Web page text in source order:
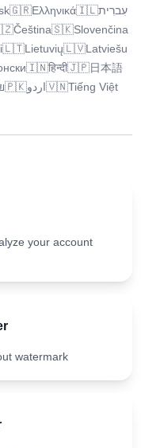
🇬🇷Ελληνικά🇮🇱עִברִית
Čeština🇸🇰Slovenčina
🇱🇹Lietuvių🇱🇻Latviešu
🇮🇳हिन्दी🇯🇵日本語
🇵🇰اردو🇻🇳Tiếng Việt
your account
watermark